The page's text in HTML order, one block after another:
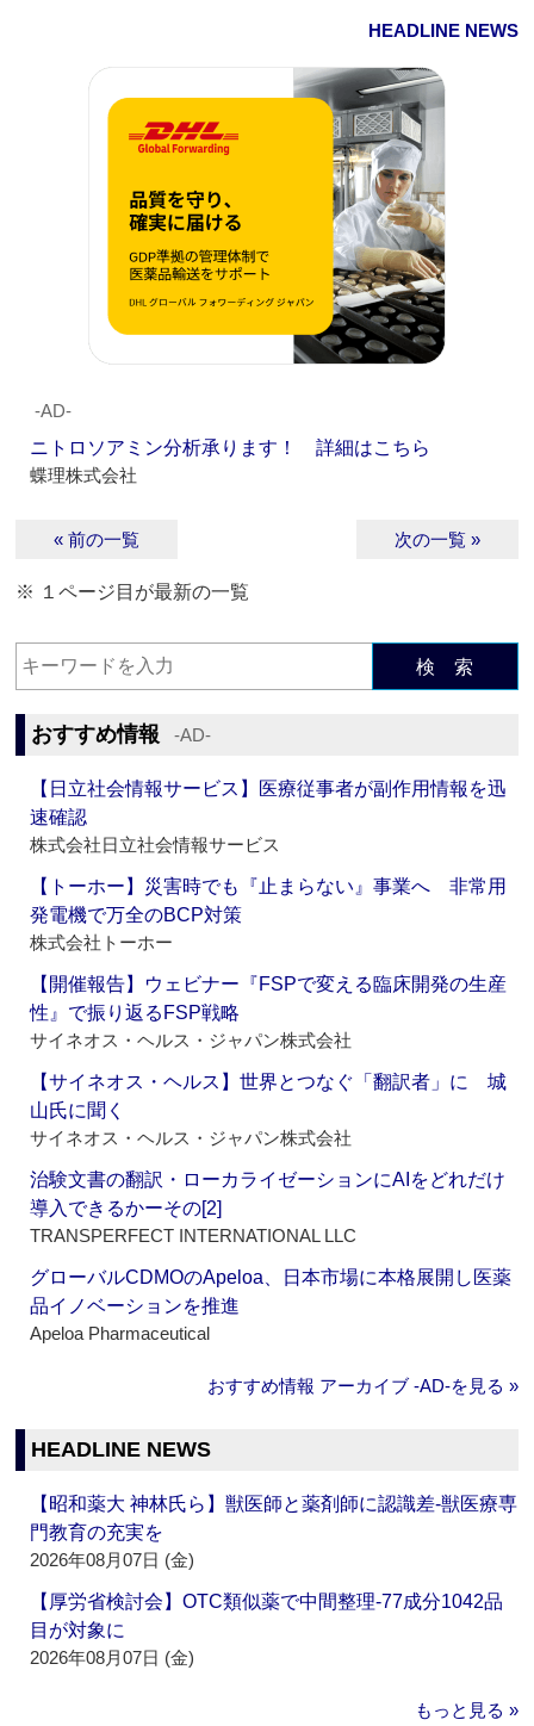
HEADLINE NEWS
‐AD‐
ニトロソアミン分析承ります！ 詳細はこちら
蝶理株式会社
« 前の一覧 次の一覧 »
※ １ページ目が最新の一覧
検 索
おすすめ情報 ‐AD‐
【日立社会情報サービス】医療従事者が副作用情報を迅
速確認
株式会社日立社会情報サービス
【トーホー】災害時でも『止まらない』事業へ 非常用
発電機で万全のBCP対策
株式会社トーホー
【開催報告】ウェビナー『FSPで変える臨床開発の生産
性』で振り返るFSP戦略
サイネオス・ヘルス・ジャパン株式会社
【サイネオス・ヘルス】世界とつなぐ「翻訳者」に 城
山氏に聞く
サイネオス・ヘルス・ジャパン株式会社
治験文書の翻訳・ローカライゼーションにAIをどれだけ
導入できるかーその[2]
TRANSPERFECT INTERNATIONAL LLC
グローバルCDMOのApeloa、日本市場に本格展開し医薬
品イノベーションを推進
Apeloa Pharmaceutical
おすすめ情報 アーカイブ ‐AD‐を見る »
HEADLINE NEWS
【昭和薬大 神林氏ら】獣医師と薬剤師に認識差‐獣医療専
門教育の充実を
2026年08月07日 (金)
【厚労省検討会】OTC類似薬で中間整理‐77成分1042品
目が対象に
2026年08月07日 (金)
もっと見る »